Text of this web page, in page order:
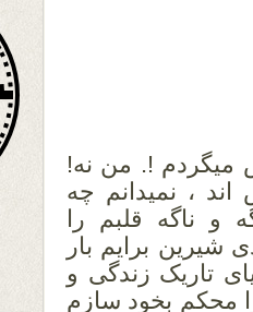
!. من نه!
، نمیدانم چه
و ناگه قلبم را
برایم بار
تاریک زندگی و
محکم بخود سازم